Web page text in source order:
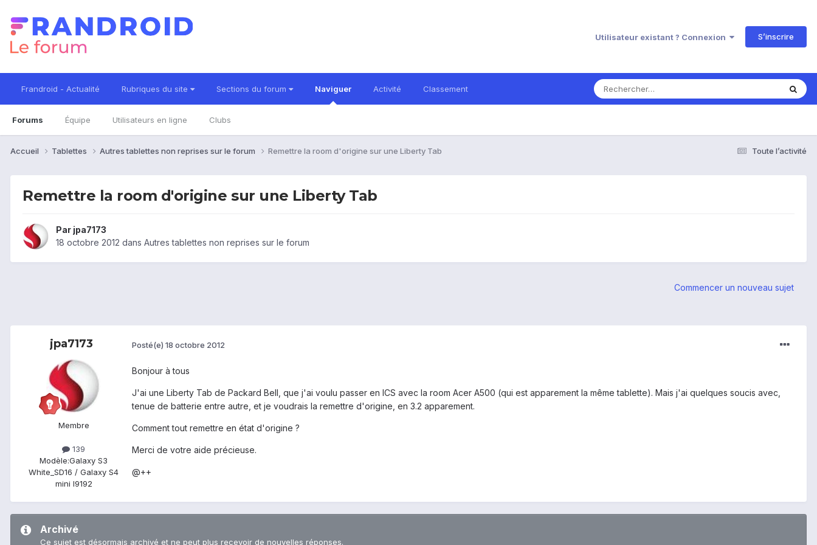
Utilisateur existant ? Connexion S’inscrire
Frandroid - Actualité Rubriques du site Sections du forum Naviguer
Forums Équipe Utilisateurs en ligne Clubs
Activité Classement
Toute l’activité
Accueil Tablettes Autres tablettes non reprises sur le forum Remettre la room d'origine sur une Liberty Tab
Remettre la room d'origine sur une Liberty Tab
Par jpa7173
18 octobre 2012 dans Autres tablettes non reprises sur le forum
Commencer un nouveau sujet
jpa7173
Membre
139
Modèle:Galaxy S3
White_SD16 / Galaxy S4
mini I9192
Posté(e) 18 octobre 2012
Bonjour à tous
J'ai une Liberty Tab de Packard Bell, que j'ai voulu passer en ICS avec la room Acer A500 (qui est apparement la même tablette). Mais j'ai quelques soucis avec,
tenue de batterie entre autre, et je voudrais la remettre d'origine, en 3.2 apparement.
Comment tout remettre en état d'origine ?
Merci de votre aide précieuse.
@++
Archivé
Ce sujet est désormais archivé et ne peut plus recevoir de nouvelles réponses.